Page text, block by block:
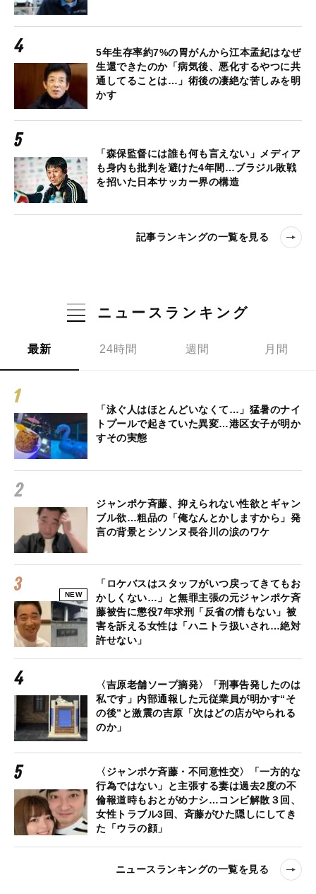
5年生存率約7%の胃がんから江本孟紀はなぜ
生還できたのか「病気後、悪化するやつに共
通してることは…」術後の凄絶な苦しみを明
かす
「森保監督には誰も何も言えない」メディア
も身内も批判を避けた4年間…ブラジル敗戦
を招いた日本サッカー界の構造
記事ランキングの一覧を見る
ニュースランキング
最新 24時間 週間 月間
「泳ぐ人はほとんどいなくて…」猛暑のナイ
トプールで起きていた異変…港区女子が明か
すその実態
ジャンポケ斉藤、抑えられない性欲とギャン
ブル欲…粗品の「俺なんとかしますから」発
言の背景とシソンヌ長谷川の涙のワケ
NEW
「ロケバスはスタッフがいつ戻ってきてもお
かしくない…」と無罪主張の元ジャンポケ斉
藤被告に懲役7年求刑「反省の情もない」被
害を訴える女性は「ハニトラ扱いされ…絶対
許せない」
〈吉原老舗ソープ摘発〉「刑事告発したのは
私です」内部通報した元従業員が明かす“そ
の後”と激震の吉原「次はどの店がやられる
のか」
〈ジャンポケ斉藤・不同意性交〉「一方的な
行為ではない」と主張する妻は過去2度の不
倫報道時もおとがめナシ…コンビ解散３回、
女性トラブル3回、斉藤がひた隠しにしてき
た「ウラの顔」
ニュースランキングの一覧を見る